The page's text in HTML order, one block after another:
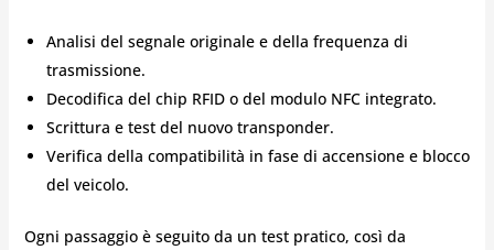
Analisi del segnale originale e della frequenza di
trasmissione.
Decodifica del chip RFID o del modulo NFC integrato.
Scrittura e test del nuovo transponder.
Verifica della compatibilità in fase di accensione e blocco
del veicolo.
Ogni passaggio è seguito da un test pratico, così da